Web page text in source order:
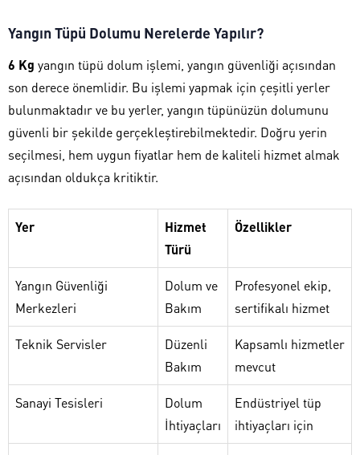
Yangın Tüpü Dolumu Nerelerde Yapılır?
6 Kg yangın tüpü dolum işlemi, yangın güvenliği açısından
son derece önemlidir. Bu işlemi yapmak için çeşitli yerler
bulunmaktadır ve bu yerler, yangın tüpünüzün dolumunu
güvenli bir şekilde gerçekleştirebilmektedir. Doğru yerin
seçilmesi, hem uygun fiyatlar hem de kaliteli hizmet almak
açısından oldukça kritiktir.
Yer
Hizmet
Türü
Özellikler
Yangın Güvenliği
Merkezleri
Dolum ve
Bakım
Profesyonel ekip,
sertifikalı hizmet
Teknik Servisler
Düzenli
Bakım
Kapsamlı hizmetler
mevcut
Sanayi Tesisleri
Dolum
İhtiyaçları
Endüstriyel tüp
ihtiyaçları için